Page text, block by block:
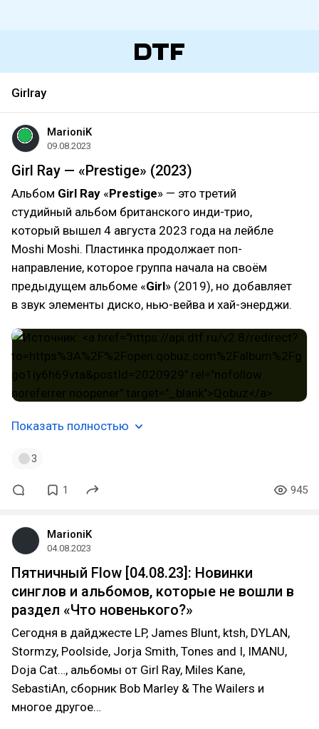
Girlray
MarioniK
09.08.2023
Girl Ray — «Prestige» (2023)
Альбом Girl Ray «Prestige» — это третий
студийный альбом британского инди-трио,
который вышел 4 августа 2023 года на лейбле
Moshi Moshi. Пластинка продолжает поп-
направление, которое группа начала на своём
предыдущем альбоме «Girl» (2019), но добавляет
в звук элементы диско, нью-вейва и хай-энерджи.
Показать полностью
3
1 945
MarioniK
04.08.2023
Пятничный Flow [04.08.23]: Новинки
синглов и альбомов, которые не вошли в
раздел «Что новенького?»
Сегодня в дайджесте LP, James Blunt, ktsh, DYLAN,
Stormzy, Poolside, Jorja Smith, Tones and I, IMANU,
Doja Cat…, альбомы от Girl Ray, Miles Kane,
SebastiAn, сборник Bob Marley & The Wailers и
многое другое…